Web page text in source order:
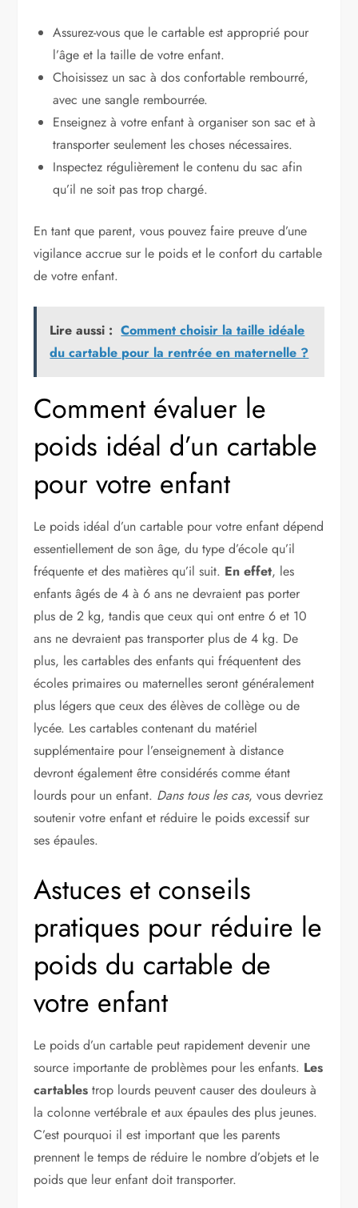
Assurez-vous que le cartable est approprié pour
l’âge et la taille de votre enfant.
Choisissez un sac à dos confortable rembourré,
avec une sangle rembourrée.
Enseignez à votre enfant à organiser son sac et à
transporter seulement les choses nécessaires.
Inspectez régulièrement le contenu du sac afin
qu’il ne soit pas trop chargé.
En tant que parent, vous pouvez faire preuve d’une
vigilance accrue sur le poids et le confort du cartable
de votre enfant.
Lire aussi : Comment choisir la taille idéale
du cartable pour la rentrée en maternelle ?
Comment évaluer le
poids idéal d’un cartable
pour votre enfant
Le poids idéal d’un cartable pour votre enfant dépend
essentiellement de son âge, du type d’école qu’il
fréquente et des matières qu’il suit. En effet, les
enfants âgés de 4 à 6 ans ne devraient pas porter
plus de 2 kg, tandis que ceux qui ont entre 6 et 10
ans ne devraient pas transporter plus de 4 kg. De
plus, les cartables des enfants qui fréquentent des
écoles primaires ou maternelles seront généralement
plus légers que ceux des élèves de collège ou de
lycée. Les cartables contenant du matériel
supplémentaire pour l’enseignement à distance
devront également être considérés comme étant
lourds pour un enfant. Dans tous les cas, vous devriez
soutenir votre enfant et réduire le poids excessif sur
ses épaules.
Astuces et conseils
pratiques pour réduire le
poids du cartable de
votre enfant
Le poids d’un cartable peut rapidement devenir une
source importante de problèmes pour les enfants. Les
cartables trop lourds peuvent causer des douleurs à
la colonne vertébrale et aux épaules des plus jeunes.
C’est pourquoi il est important que les parents
prennent le temps de réduire le nombre d’objets et le
poids que leur enfant doit transporter.